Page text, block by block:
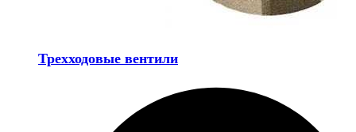
Трехходовые вентили